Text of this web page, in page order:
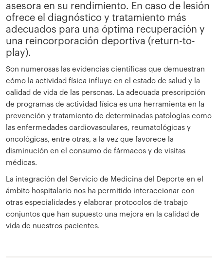
asesora en su rendimiento. En caso de lesión
ofrece el diagnóstico y tratamiento más
adecuados para una óptima recuperación y
una reincorporación deportiva (return-to-
play).
Son numerosas las evidencias científicas que demuestran
cómo la actividad física influye en el estado de salud y la
calidad de vida de las personas. La adecuada prescripción
de programas de actividad física es una herramienta en la
prevención y tratamiento de determinadas patologías como
las enfermedades cardiovasculares, reumatológicas y
oncológicas, entre otras, a la vez que favorece la
disminución en el consumo de fármacos y de visitas
médicas.
La integración del Servicio de Medicina del Deporte en el
ámbito hospitalario nos ha permitido interaccionar con
otras especialidades y elaborar protocolos de trabajo
conjuntos que han supuesto una mejora en la calidad de
vida de nuestros pacientes.